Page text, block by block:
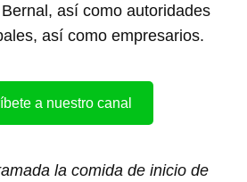
así como autoridades
así como empresarios.
a nuestro canal
la comida de inicio de